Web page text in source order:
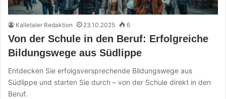
Kalletaler Redaktion 23.10.2025 6
Von der Schule in den Beruf: Erfolgreiche
Bildungswege aus Südlippe
Entdecken Sie erfolgsversprechende Bildungswege aus
Südlippe und starten Sie durch – von der Schule direkt in den
Beruf.